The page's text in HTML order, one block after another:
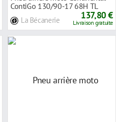
ContiGo 130/90-17 68H TL
La Bécanerie 137,80 €
Livraison gratuite